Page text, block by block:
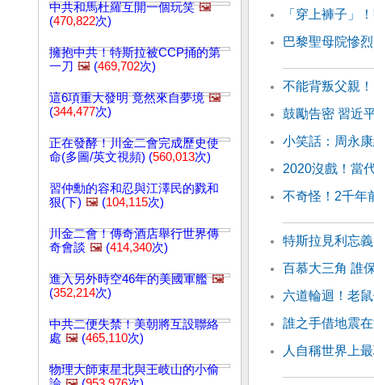
中共和馬杜羅互開一個玩笑 🖼️
(470,822次)
擁抱中共！特斯拉被CCP捅的第
一刀 🖼️ (469,702次)
這6項重大發明 竟然來自夢境 🖼️
(344,477次)
正在發酵！川金二會完成歷史使
命(多圖/英文視頻) (560,013次)
習仲勳的容和忍與江澤民的戮和
狠(下) 🖼️ (104,115次)
川金二會！傳奇酒店舉行世界傳
奇會談 🖼️ (414,340次)
進入另外時空46年的美國軍艦 🖼️
(352,214次)
中共二便失禁！美朝將互設聯絡
處 🖼️ (465,110次)
物理大師束星北與王岐山的小偷
「穿上褲子」
巴黎聖母院慘
不能背叛父親
鼓勵告密 習近
小笑話：周永
2020沒戲！當
不奇怪！2千年
特斯拉見利忘
百慕大三角 誰
六道輪迴！老
誰之手借地震
人自稱世界上